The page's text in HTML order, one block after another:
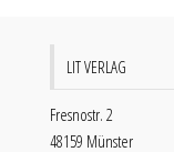
LIT VERLAG
Fresnostr. 2
48159 Münster